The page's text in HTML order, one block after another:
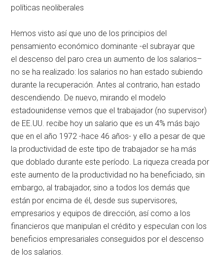
políticas neoliberales
Hemos visto así que uno de los principios del
pensamiento económico dominante -el subrayar que
el descenso del paro crea un aumento de los salarios–
no se ha realizado: los salarios no han estado subiendo
durante la recuperación. Antes al contrario, han estado
descendiendo. De nuevo, mirando el modelo
estadounidense vemos que el trabajador (no supervisor)
de EE.UU. recibe hoy un salario que es un 4% más bajo
que en el año 1972 -hace 46 años- y ello a pesar de que
la productividad de este tipo de trabajador se ha más
que doblado durante este período. La riqueza creada por
este aumento de la productividad no ha beneficiado, sin
embargo, al trabajador, sino a todos los demás que
están por encima de él, desde sus supervisores,
empresarios y equipos de dirección, así como a los
financieros que manipulan el crédito y especulan con los
beneficios empresariales conseguidos por el descenso
de los salarios.